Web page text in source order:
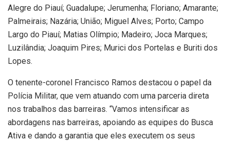
Alegre do Piauí; Guadalupe; Jerumenha; Floriano; Amarante;
Palmeirais; Nazária; União; Miguel Alves; Porto; Campo
Largo do Piauí; Matias Olímpio; Madeiro; Joca Marques;
Luzilândia; Joaquim Pires; Murici dos Portelas e Buriti dos
Lopes.
O tenente-coronel Francisco Ramos destacou o papel da
Polícia Militar, que vem atuando com uma parceria direta
nos trabalhos das barreiras. “Vamos intensificar as
abordagens nas barreiras, apoiando as equipes do Busca
Ativa e dando a garantia que eles executem os seus